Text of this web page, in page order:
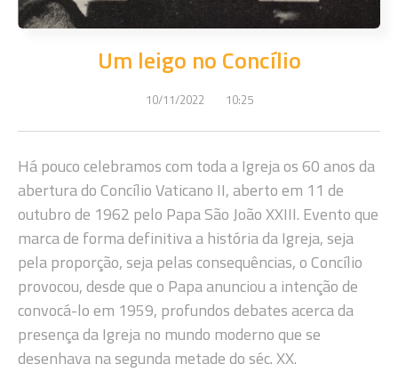
Um leigo no Concílio
10/11/2022 10:25
Há pouco celebramos com toda a Igreja os 60 anos da
abertura do Concílio Vaticano II, aberto em 11 de
outubro de 1962 pelo Papa São João XXIII. Evento que
marca de forma definitiva a história da Igreja, seja
pela proporção, seja pelas consequências, o Concílio
provocou, desde que o Papa anunciou a intenção de
convocá-lo em 1959, profundos debates acerca da
presença da Igreja no mundo moderno que se
desenhava na segunda metade do séc. XX.